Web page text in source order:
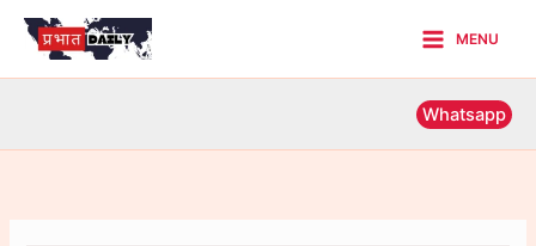
Skip
Menu
MENU
Whatsapp